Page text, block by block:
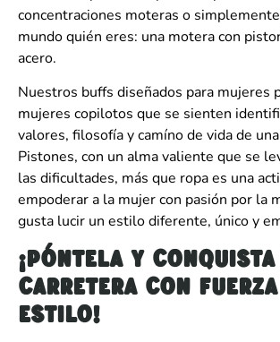
concentraciones moteras o
mundo quién eres: una motera con
acero.
Nuestros buffs diseñados para mujeres
mujeres copilotos que se sienten
valores, filosofía y camíno de vida de
Pistones, con un alma valiente que se
las dificultades, más que ropa es una
empoderar a la mujer con pasión por la
gusta lucir un estilo diferente, único y
¡Póntela y
carretera con fuerza
estilo!